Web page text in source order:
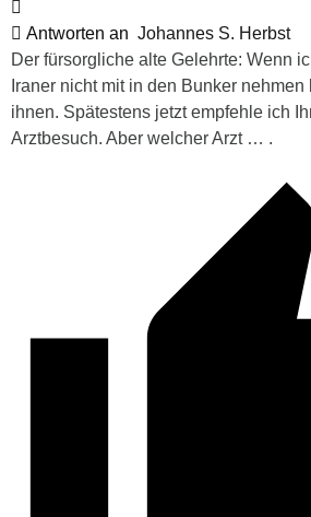
Antworten an Johannes S. Herbst
Der fürsorgliche alte Gelehrte: Wenn
Iraner nicht mit in den Bunker
ihnen. Spätestens jetzt empfehle ich
Arztbesuch. Aber welcher Arzt … .